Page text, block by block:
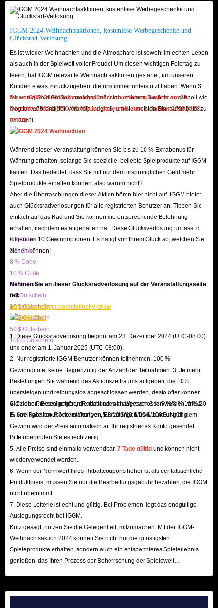
kannst. Du musst dynamische Kämpfe mit strategischem Geschick
meistern, verschiedene Waffen und Fähigkeiten ausprobieren und einen
einzigartigen Kampfstil entwickeln, der deinen persönlichen Vorlieben
entspricht, um Jinwoos zerstörerische Kraft auf den Feind zu entfesseln.
Gleichzeitig kann das Entdecken und Ausrüsten mächtiger Ausrüstung die
Leistung auf dem Schlachtfeld sorgen.
Der Aufbau eines solchen Top-Accounts von Grund auf kann jedoch
unzählige Stunden in Anspruch nehmen. Du brauchst nicht nur Zeit und
sondern auch etwas Glück. Schließlich ist dies ein Gacha-Spiel mit allen
typischen Gacha-Elementen. Es ist gar nicht so einfach, die benötigten
Charaktere zu finden. Die anspruchsvollen Hauptquests und die
Reinigungsquests kosten zudem viel Zeit. Daher benötigst du einen
leistungsstarken Solo-Leveling-Arise-Account, um dein Spielerlebnis zu
verbessern.
Was sind Solo-Leveling-Arise-Accounts? Sie bilden die Grundlage all
Essenzsteine, Lotteriemöglichkeiten und eine große Anzahl hochstufiger
Jägercharaktere, die deine stärksten Partner auf dem Weg zur Vernichtung
des Gegners werden. Hol dir jetzt einen leistungsstarken Solo-Leveling-
Arise-Account und erobere die Spielwelt!
Mit einem solchen Account kannst du alle Hindernisse überwinden, deine
Charaktere nach deinen Wünschen auswählen und schließlich ein Team aus
einzigartigen Jägercharakteren bilden.
Warum einen Solo-Leveling-Arise-Account bei
IGGM.com kaufen? – Schnell/Günstig/Service
Mit dem Solo-Leveling-Arise-Account auf IGGM.com kannst du
Dungeons gründlich erkunden. Wähle einen Account, der deinen
Anforderungen entspricht und Top-SSR-Charaktere wie Choi Jong-In, Woo
startest du in ein wundervolles Spielleben!
Nach Auswahl und Bezahlung deines gewünschten Accounts liefern wir ihn
dir schnellstmöglich gemäß der Bestellreihenfolge. IGGM.com bietet dir
nur kurz einzukaufen, um deinen Account zu erhalten und ein spannendes
Abenteuer zu beginnen! Der Bestellvorgang auf unserer Website ist zudem
übersichtlich und einfach. Mit unseren Anleitungen findest du ganz einfach
den gewünschten Account und kannst den Lieferverlauf nach der
IGGM.com ist natürlich der niedrige Preis. Finden Sie den passenden
IGGM 2024 Weihnachtsaktionen, kostenlose Werbegeschenke und
Glücksrad-Verlosung
Es ist wieder Weihnachten und die Atmosphäre ist sowohl im echten Leben
als auch in der Spielwelt voller Freude! Um diesen wichtigen Feiertag zu
feiern, hat IGGM relevante Weihnachtsaktionen gestartet, um unseren
Kunden etwas zurückzugeben, die uns immer unterstützt haben. Wenn Sie
mit wenig Geld Großes erreichen möchten, nehmen Sie bitte so schnell wie
möglich während der Veranstaltung teil, um die meisten Einkaufsrabatte zu
erhalten!
Diese IGGM 2024 Weihnachtsglücksradverlosung beginnt am 23.
Dezember 2024 (UTC-08:00) und dauert bis zum 1. Januar 2025 (UTC-
08:00).
Während dieser Veranstaltung können Sie bis zu 10 % Extrabonus für
Währung erhalten, solange Sie spezielle, beliebte Spielprodukte auf IGGM
kaufen. Das bedeutet, dass Sie mit nur dem ursprünglichen Geld mehr
Spielprodukte erhalten können, also warum nicht?
Aber die Überraschungen dieser Aktion hören hier nicht auf. IGGM bietet
auch Glücksradverlosungen für alle registrierten Benutzer an. Tippen Sie
einfach auf das Rad und Sie können die entsprechende Belohnung
erhalten, nachdem es angehalten hat. Diese Glücksverlosung umfasst die
folgenden 10 Gewinnoptionen. Es hängt von Ihrem Glück ab, welchen Sie
ziehen können!
3 % Code
5 % Code
8 % Code
10 % Code
20 % Code
5 $ Gutschein
10 $ Gutschein
20 $ Gutschein
50 $ Gutschein
100 $ Gutschein
Nehmen Sie an dieser Glücksradverlosung auf der Veranstaltungsseite
teil:
https://www.iggm.com/de/lucky-draw
1. Diese Glücksradverlosung beginnt am 23. Dezember 2024 (UTC-08:00)
und endet am 1. Januar 2025 (UTC-08:00).
2. Nur registrierte IGGM-Benutzer können teilnehmen. 100 %
Gewinnquote, keine Begrenzung der Anzahl der Teilnahmen. 3. Je mehr
Bestellungen Sie während des Aktionszeitraums aufgeben, die 10 $
übersteigen und reibungslos abgeschlossen werden, desto öfter können
Sie ziehen. Bestellungen, die nicht normal abgeschlossen werden, wie z.
B. Streitigkeiten, Rückerstattungen, Erstattungen usw., sind ungültig.
4. Zu den Preisen gehören Rabattcodes im Wert von 3 %/5 %/8 %/10 %/20
% und Rabattcoupons im Wert von 5 $/10 $/20 $/50 $/100 $. Nach dem
Gewinn wird der Preis automatisch an Ihr registriertes Konto gesendet.
Bitte überprüfen Sie es rechtzeitig.
5. Alle Preise sind einmalig verwendbar, 7 Tage gültig und können nicht
wiederverwendet werden.
6. Wenn der Nennwert Ihres Rabattcoupons höher ist als der tatsächliche
Produktpreis, müssen Sie nur die Bearbeitungsgebühr bezahlen, die IGGM
nicht übernimmt.
7. Diese Lotterie ist echt und gültig. Bei Problemen liegt das endgültige
Auslegungsrecht bei IGGM.
Kurz gesagt, nutzen Sie die Gelegenheit, mitzumachen. Mit der IGGM-
Weihnachtsaktion 2024 können Sie nicht nur die günstigsten
Spieleprodukte erhalten, sondern auch ein entspannteres Spielerlebnis
genießen, das Ihren Prozess der Beherrschung der Spielewelt